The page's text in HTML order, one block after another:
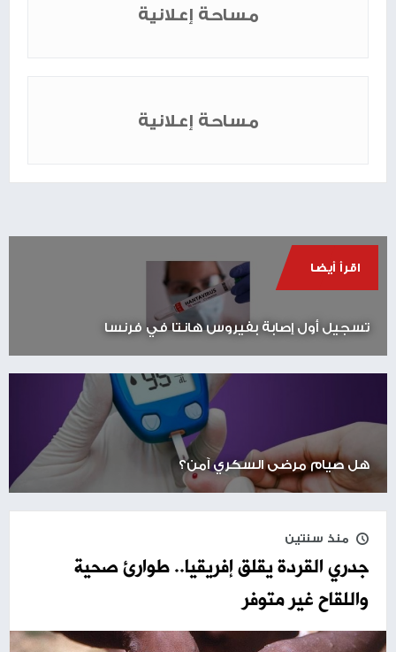
مساحة إعلانية
مساحة إعلانية
اقرأ أيضا
تسجيل أول إصابة بفيروس هانتا في فرنسا
هل صيام مرضى السكري آمن؟
منذ سنتين
جدري القردة يقلق إفريقيا.. طوارئ صحية
واللقاح غير متوفر